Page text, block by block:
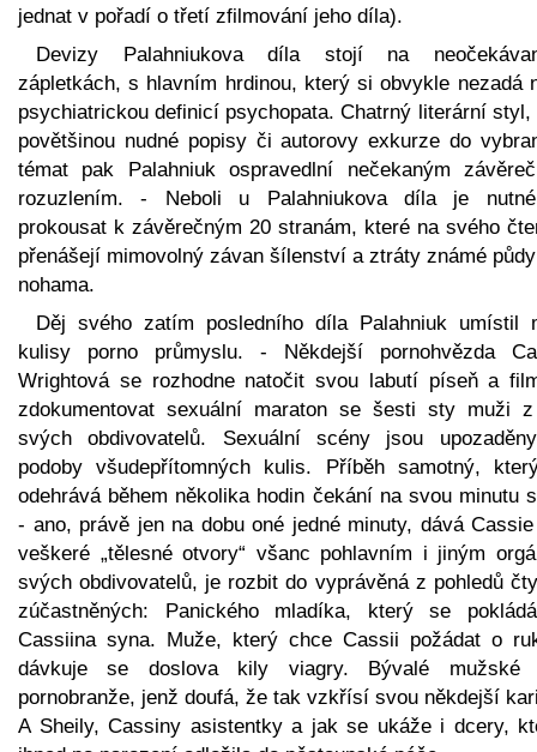
jednat v pořadí o třetí zfilmování jeho díla).
Devizy Palahniukova díla stojí na
zápletkách, s hlavním hrdinou, který si obvykle nezadá
psychiatrickou definicí psychopata. Chatrný literární styl,
povětšinou nudné popisy či autorovy exkurze do
témat pak Palahniuk ospravedlní nečekaným
rozuzlením. - Neboli u Palahniukova díla je
prokousat k závěrečným 20 stranám, které na svého
přenášejí mimovolný závan šílenství a ztráty známé
nohama.
Děj svého zatím posledního díla Palahniuk umístil
kulisy porno průmyslu. - Někdejší pornohvězda
Wrightová se rozhodne natočit svou labutí píseň a
zdokumentovat sexuální maraton se šesti sty muži
svých obdivovatelů. Sexuální scény jsou
podoby všudepřítomných kulis. Příběh samotný,
odehrává během několika hodin čekání na svou minutu
- ano, právě jen na dobu oné jedné minuty, dává
veškeré „tělesné otvory“ všanc pohlavním i jiným
svých obdivovatelů, je rozbit do vyprávěná z pohledů
zúčastněných: Panického mladíka, který se
Cassiina syna. Muže, který chce Cassii požádat o
dávkuje se doslova kily viagry. Bývalé mužské
pornobranže, jenž doufá, že tak vzkřísí svou někdejší
A Sheily, Cassiny asistentky a jak se ukáže i dcery,